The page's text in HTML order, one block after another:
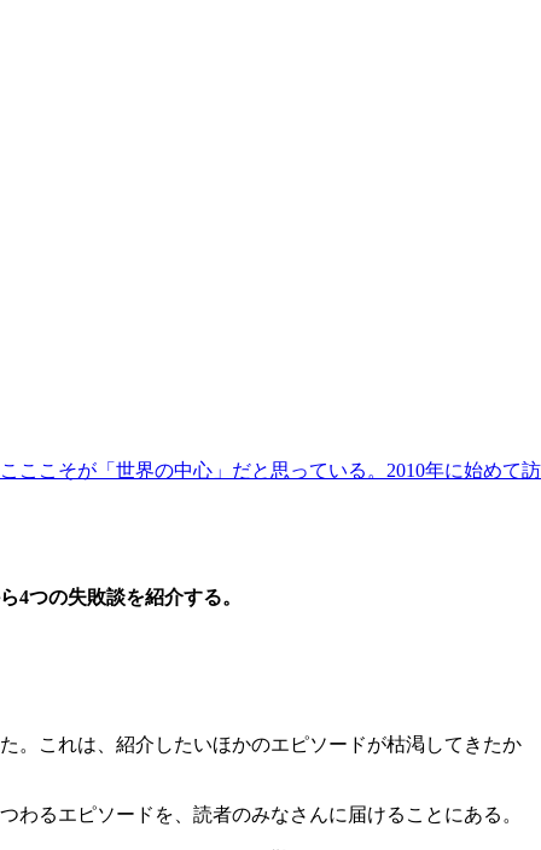
ここそが「世界の中心」だと思っている。2010年に始めて訪
4つの失敗談を紹介する。
。これは、紹介したいほかのエピソードが枯渇してきたか
るエピソードを、読者のみなさんに届けることにある。